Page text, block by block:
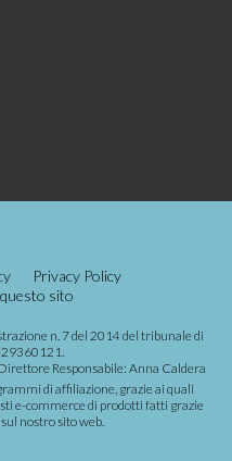
Privacy Policy
sito
n. 7 del 2014 del tribunale di
Responsabile: Anna Caldera
di affiliazione, grazie ai quali
e-commerce di prodotti fatti grazie
nostro sito web.